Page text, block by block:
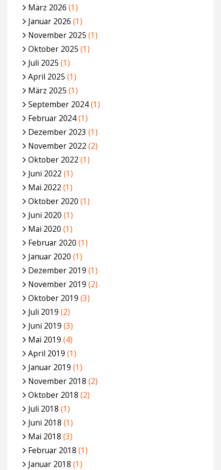
März 2026 (1)
Januar 2026 (1)
November 2025 (1)
Oktober 2025 (1)
Juli 2025 (1)
April 2025 (1)
März 2025 (1)
September 2024(1)
Februar 2024(1)
Dezember 2023 (1)
November 2022 (2)
Oktober 2022 (1)
Juni 2022 (1)
Mai 2022 (1)
Oktober 2020 (1)
Juni 2020 (1)
Mai 2020 (1)
Februar 2020 (1)
Januar 2020 (1)
Dezember 2019 (1)
November 2019 (2)
Oktober 2019 (3)
Juli 2019 (2)
Juni 2019 (3)
Mai 2019 (4)
April 2019 (1)
Januar 2019 (1)
November 2018 (2)
Oktober 2018 (2)
Juli 2018 (1)
Juni 2018 (1)
Mai 2018 (3)
Februar 2018 (1)
Januar 2018 (1)